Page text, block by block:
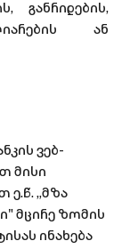
განრიდების,
ან
ვებ-
მისი
ე.წ. „მზა
მცირე ზომის
ინახება